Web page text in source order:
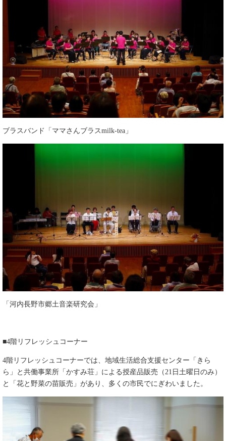
ブラスバンド「ママさんブラスmilk-tea」
「河内長野市郷土音楽研究会」
■4階リフレッシュコーナー
4階リフレッシュコーナーでは、地域生活総合支援センター「きら
ら」と共働事業所「かすみ荘」による授産品販売（21日土曜日のみ）
と「花と野菜の苗販売」があり、多くの市民でにぎわいました。